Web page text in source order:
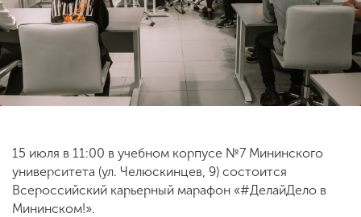
SPN
комиссия
+7 (831) 262-26-20
15 июля в 11:00 в учебном корпусе №7 Мининского
университета (ул. Челюскинцев, 9) состоится
Всероссийский карьерный марафон «#ДелайДело в
Мининском!».